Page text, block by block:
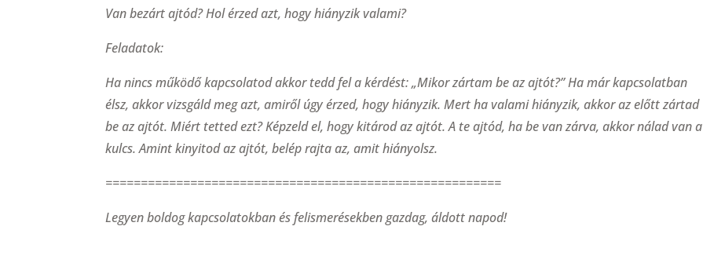
Van bezárt ajtód? Hol érzed azt, hogy hiányzik valami?
Feladatok:
Ha nincs működő kapcsolatod akkor tedd fel a kérdést: „Mikor zártam be az ajtót?” Ha már kapcsolatban
élsz, akkor vizsgáld meg azt, amiről úgy érzed, hogy hiányzik. Mert ha valami hiányzik, akkor az előtt zártad
be az ajtót. Miért tetted ezt? Képzeld el, hogy kitárod az ajtót. A te ajtód, ha be van zárva, akkor nálad van a
kulcs. Amint kinyitod az ajtót, belép rajta az, amit hiányolsz.
========================================================
Legyen boldog kapcsolatokban és felismerésekben gazdag, áldott napod!